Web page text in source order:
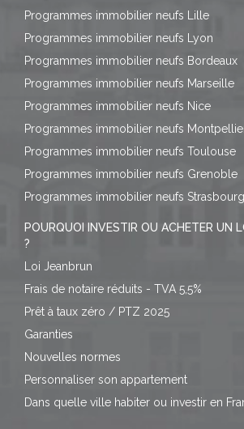
Programmes immobilier neufs Lille
Programmes immobilier neufs Lyon
Programmes immobilier neufs Bordeaux
Programmes immobilier neufs Marseille
Programmes immobilier neufs Nice
Programmes immobilier neufs
Programmes immobilier neufs Toulouse
Programmes immobilier neufs Grenoble
Programmes immobilier neufs Strasbourg
POURQUOI INVESTIR OU ACHETER UN
?
Loi Jeanbrun
Frais de notaire réduits - TVA 5,5%
Prêt à taux zéro / PTZ 2025
Garanties
Nouvelles normes
Personnaliser son appartement
Dans quelle ville habiter ou investir en